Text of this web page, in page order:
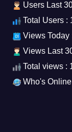
Users Last
Total Users :
Views Today
Views Last
Total views :
Who's